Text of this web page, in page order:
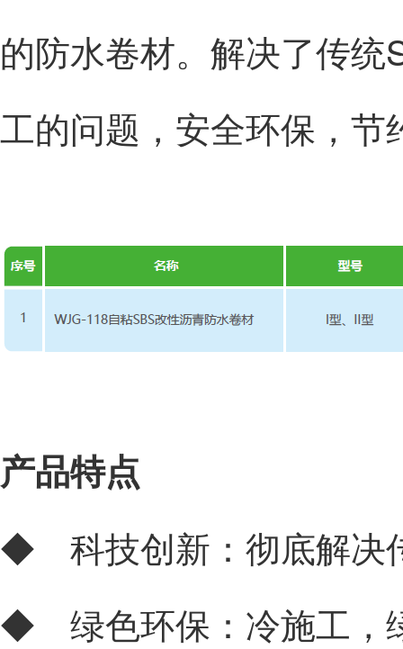
的防水卷材。解决了传
工的问题，安全环保，
产品特点
◆ 科技创新：彻底解决
◆ 绿色环保：冷施工，